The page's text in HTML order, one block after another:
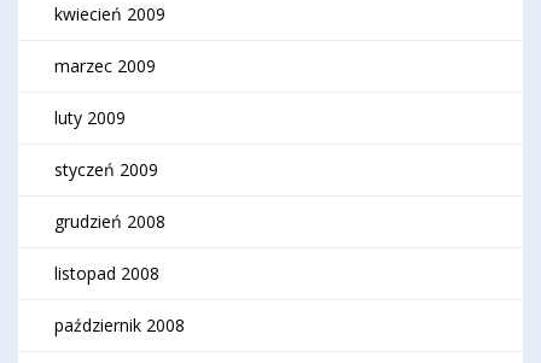
kwiecień 2009
marzec 2009
luty 2009
styczeń 2009
grudzień 2008
listopad 2008
październik 2008